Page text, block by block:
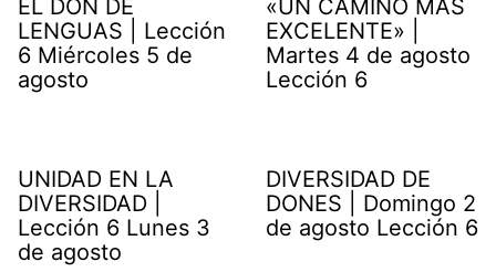
EL DON DE
LENGUAS | Lección
6 Miércoles 5 de
agosto
«UN CAMINO MÁS
EXCELENTE» |
Martes 4 de agosto
Lección 6
UNIDAD EN LA
DIVERSIDAD |
Lección 6 Lunes 3
de agosto
DIVERSIDAD DE
DONES | Domingo 2
de agosto Lección 6